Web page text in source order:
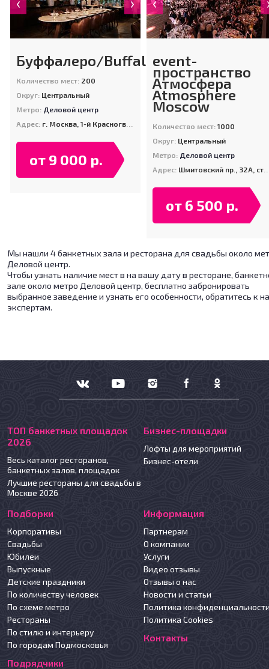
Буффалеро/Buffalero
Количество мест: 200
Округ: Центральный
Метро: Деловой центр
Адрес: г. Москва, 1-й Красногвардейский проезд, д. 15, Москва-Сити золотая башня Меркурий 8-й въезд
от 9 000 р.
event-
пространство
Атмосфера
Atmosphere
Moscow
Количество мест: 1000
Округ: Центральный
Метро: Деловой центр
Адрес: Шмитовский пр., 32А, стр.1
от 6 500 р.
Мы нашли 4 банкетных зала и ресторана для свадьбы около
Деловой центр.
Чтобы узнать наличие мест в на вашу дату в ресторане,
зале около метро Деловой центр, бесплатно забронировать
выбранное заведение и узнать его особенности, обратитесь к
экспертам.
ТОП банкетных площадок
2026
Весь каталог ресторанов,
банкетных залов, площадок
Лучшие рестораны для свадьбы в
Москве 2026
Бизнес-площадки
Лофты для мероприятий
Бизнес-отели
Подборки
Корпоративы
Свадьбы
Юбилеи
Выпускные
Детские праздники
По количеству человек
По схеме метро
Рестораны
По стилю и интерьеру
По городам Подмосковья
Подрядчики
Информация
Партнерам
О компании
Услуги
Видео отзывы
Отзывы о нас
Новости и статьи
Политика
Политика Cookies
Контакты